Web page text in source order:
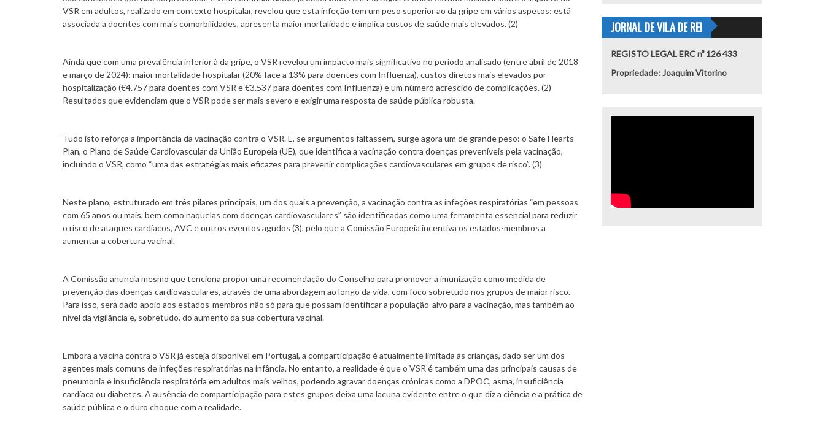
VSR em adultos, realizado em contexto hospitalar, revelou que esta infeção tem um peso superior ao da gripe em vários aspetos: está
associada a doentes com mais comorbilidades, apresenta maior mortalidade e implica custos de saúde mais elevados. (2)
Ainda que com uma prevalência inferior à da gripe, o VSR revelou um impacto mais significativo no período analisado (entre abril de 2018
e março de 2024): maior mortalidade hospitalar (20% face a 13% para doentes com Influenza), custos diretos mais elevados por
hospitalização (€4.757 para doentes com VSR e €3.537 para doentes com Influenza) e um número acrescido de complicações. (2)
Resultados que evidenciam que o VSR pode ser mais severo e exigir uma resposta de saúde pública robusta.
Tudo isto reforça a importância da vacinação contra o VSR. E, se argumentos faltassem, surge agora um de grande peso: o Safe Hearts
Plan, o Plano de Saúde Cardiovascular da União Europeia (UE), que identifica a vacinação contra doenças preveníveis pela vacinação,
incluindo o VSR, como “uma das estratégias mais eficazes para prevenir complicações cardiovasculares em grupos de risco”. (3)
Neste plano, estruturado em três pilares principais, um dos quais a prevenção, a vacinação contra as infeções respiratórias “em pessoas
com 65 anos ou mais, bem como naquelas com doenças cardiovasculares” são identificadas como uma ferramenta essencial para reduzir
o risco de ataques cardíacos, AVC e outros eventos agudos (3), pelo que a Comissão Europeia incentiva os estados-membros a
aumentar a cobertura vacinal.
A Comissão anuncia mesmo que tenciona propor uma recomendação do Conselho para promover a imunização como medida de
prevenção das doenças cardiovasculares, através de uma abordagem ao longo da vida, com foco sobretudo nos grupos de maior risco.
Para isso, será dado apoio aos estados-membros não só para que possam identificar a população-alvo para a vacinação, mas também ao
nível da vigilância e, sobretudo, do aumento da sua cobertura vacinal.
Embora a vacina contra o VSR já esteja disponível em Portugal, a comparticipação é atualmente limitada às crianças, dado ser um dos
agentes mais comuns de infeções respiratórias na infância. No entanto, a realidade é que o VSR é também uma das principais causas de
pneumonia e insuficiência respiratória em adultos mais velhos, podendo agravar doenças crónicas como a DPOC, asma, insuficiência
cardíaca ou diabetes. A ausência de comparticipação para estes grupos deixa uma lacuna evidente entre o que diz a ciência e a prática de
saúde pública e o duro choque com a realidade.
JORNAL DE VILA DE REI
REGISTO LEGAL ERC nº 126 433
Propriedade: Joaquim Vitorino